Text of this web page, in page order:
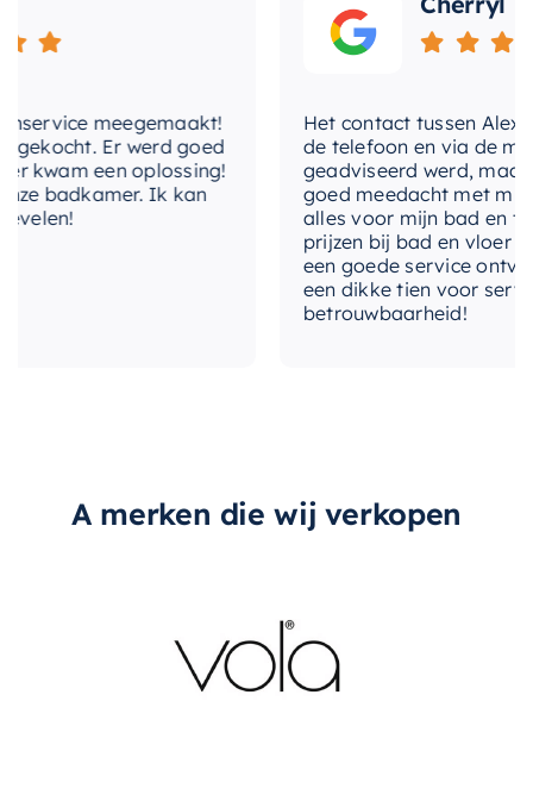
meegemaakt!
Er werd goed
een oplossing!
badkamer. Ik kan
Het contact tussen Alex
de telefoon en via de mail,
geadviseerd werd, maar
goed meedacht met mij.
alles voor mijn bad en
prijzen bij bad en vloer
een goede service
een dikke tien voor
betrouwbaarheid!
A merken die wij verkopen